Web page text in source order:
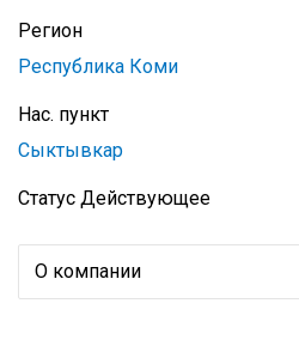
Регион
Республика Коми
Нас. пункт
Сыктывкар
Статус Действующее
О компании